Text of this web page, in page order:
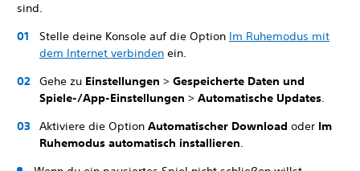
sind.
Stelle deine Konsole auf die Option Im Ruhemodus mit
dem Internet verbinden ein.
Gehe zu Einstellungen > Gespeicherte Daten und
Spiele-/App-Einstellungen > Automatische Updates.
Aktiviere die Option Automatischer Download oder Im
Ruhemodus automatisch installieren.